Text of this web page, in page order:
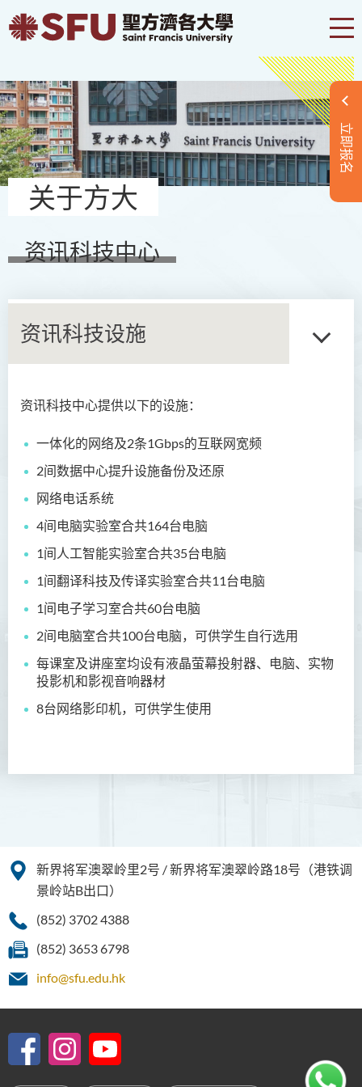
立即报名
关于方大
资讯科技中心
资讯科技设施
资讯科技中心提供以下的设施：
一体化的网络及2条1Gbps的互联网宽频
2间数据中心提升设施备份及还原
网络电话系统
4间电脑实验室合共164台电脑
1间人工智能实验室合共35台电脑
1间翻译科技及传译实验室合共11台电脑
1间电子学习室合共60台电脑
2间电脑室合共100台电脑， 可供学生自行选用
每课室及讲座室均设有液晶萤幕投射器、电脑、实物
投影机和影视音响器材
8台网络影印机， 可供学生使用
关于我们
宗旨
资讯科技设施
职员名录
新界将军澳翠岭里2号 / 新界将军澳翠岭路18号（港铁调
景岭站B出口）
(852) 3702 4388
(852) 3653 6798
info@sfu.edu.hk